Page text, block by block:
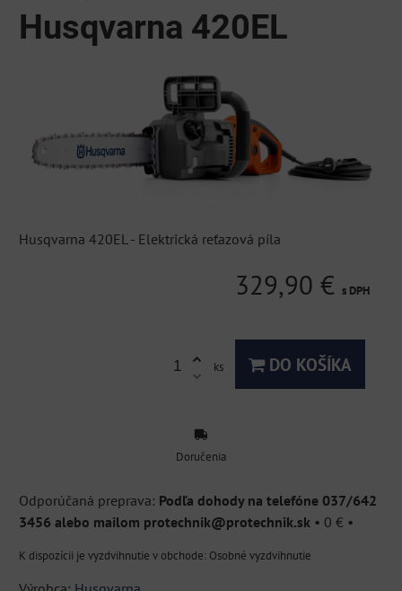
Husqvarna 420EL
Husqvarna 420EL - Elektrická reťazová píla
329,90 € s DPH
ks DO KOŠÍKA
Doručenia
Podľa dohody na telefóne 037/642
3456 alebo mailom protechnik@protechnik.sk • 0 € •
Osobné vyzdvihnutie